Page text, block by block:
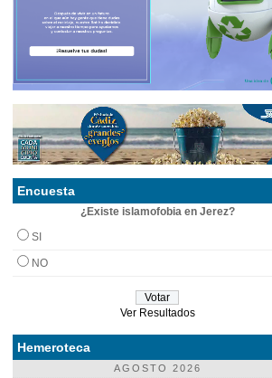
Encuesta
¿Existe islamofobia en Jerez?
SI
NO
Ver Resultados
Hemeroteca
AGOSTO 2026